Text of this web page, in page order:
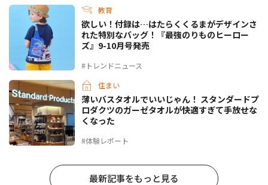
教育
#トレンドニュース
欲しい！付録は…はたらくくるまがデザインさ
れた特別なバッグ！『最強のりものヒーロー
ズ』9-10月号発売
住まい
#体験レポート
薄いバスタオルでいいじゃん！ スタンダードプ
ロダクツのガーゼタオルが快適すぎて手放せな
くなった
最新記事をもっと見る